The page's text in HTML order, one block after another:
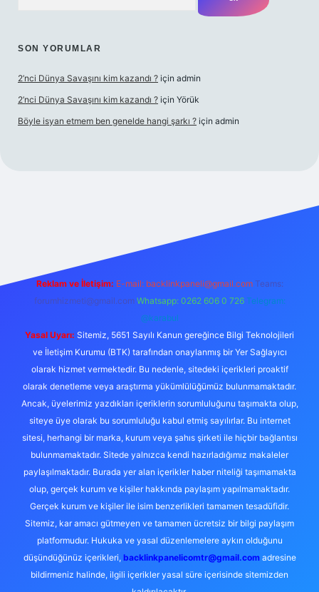
SON YORUMLAR
2’nci Dünya Savaşını kim kazandı ? için admin
2’nci Dünya Savaşını kim kazandı ? için Yörük
Böyle isyan etmem ben genelde hangi şarkı ? için admin
m elexbet
Reklam ve İletişim: E-mail: backlinkpaneli@gmail.com Teams:
forumhizmeti@gmail.com Whatsapp: 0262 606 0 726 Telegram:
@karabul
Yasal Uyarı: Sitemiz, 5651 Sayılı Kanun gereğince Bilgi Teknolojileri
ve İletişim Kurumu (BTK) tarafından onaylanmış bir Yer Sağlayıcı
olarak hizmet vermektedir. Bu nedenle, sitedeki içerikleri proaktif
olarak denetleme veya araştırma yükümlülüğümüz bulunmamaktadır.
Ancak, üyelerimiz yazdıkları içeriklerin sorumluluğunu taşımakta olup,
siteye üye olarak bu sorumluluğu kabul etmiş sayılırlar. Bu internet
sitesi, herhangi bir marka, kurum veya şahıs şirketi ile hiçbir bağlantısı
bulunmamaktadır. Sitede yalnızca kendi hazırladığımız makaleler
paylaşılmaktadır. Burada yer alan içerikler haber niteliği taşımamakta
olup, gerçek kurum ve kişiler hakkında paylaşım yapılmamaktadır.
Gerçek kurum ve kişiler ile isim benzerlikleri tamamen tesadüfidir.
Sitemiz, kar amacı gütmeyen ve tamamen ücretsiz bir bilgi paylaşım
platformudur. Hukuka ve yasal düzenlemelere aykırı olduğunu
düşündüğünüz içerikleri, backlinkpanelicomtr@gmail.comadresine
bildirmeniz halinde, ilgili içerikler yasal süre içerisinde sitemizden